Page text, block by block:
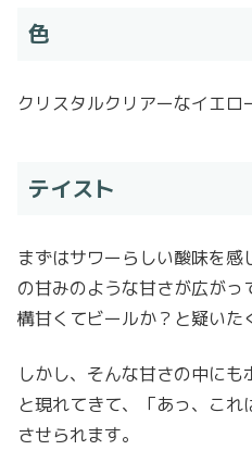
色
クリスタルクリアーなイエロ
テイスト
まずはサワーらしい酸味を
の甘みのような甘さが広が
構甘くてビールか？と疑いた
しかし、そんな甘さの中に
と現れてきて、「あっ、こ
させられます。